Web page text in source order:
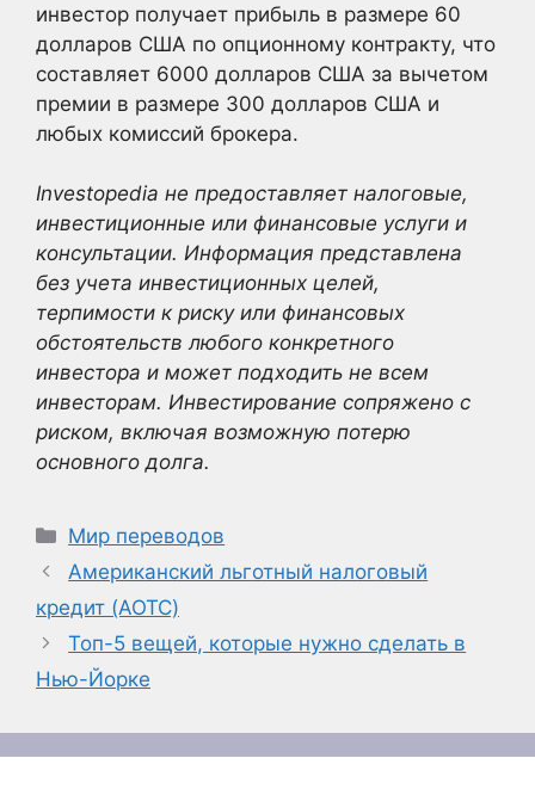
инвестор получает прибыль в размере 60
долларов США по опционному контракту, что
составляет 6000 долларов США за вычетом
премии в размере 300 долларов США и
любых комиссий брокера.
Investopedia не предоставляет налоговые,
инвестиционные или финансовые услуги и
консультации. Информация представлена
без учета инвестиционных целей,
терпимости к риску или финансовых
обстоятельств любого конкретного
инвестора и может подходить не всем
инвесторам. Инвестирование сопряжено с
риском, включая возможную потерю
основного долга.
Рубрики
Мир переводов
Американский льготный налоговый
кредит (AOTC)
Топ-5 вещей, которые нужно сделать в
Нью-Йорке